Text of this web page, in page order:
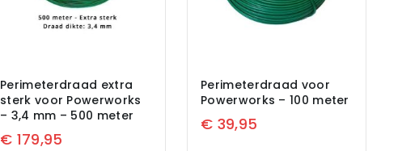
Perimeterdraad extra
sterk voor Powerworks
– 3,4 mm – 500 meter
€ 179,95
Perimeterdraad voor
Powerworks – 100 meter
€ 39,95